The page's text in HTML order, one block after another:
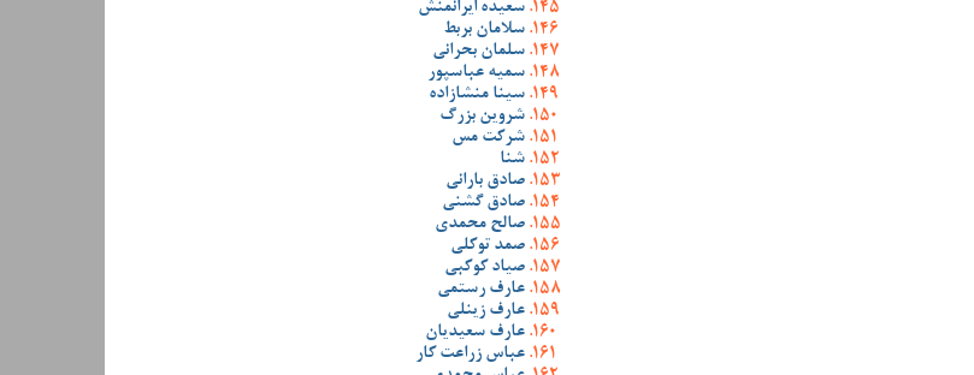
سعیده ایرانمنش
سلامان بربط
سلمان بحرانی
سمیه عباسپور
سینا منشازاده
شروین بزرگ
شرکت مس
شنا
صادق بارانی
صادق گشنی
صالح محمدی
صمد توکلی
صیاد کوکبی
عارف رستمی
عارف زینلی
عارف سعیدیان
عباس زراعت کار